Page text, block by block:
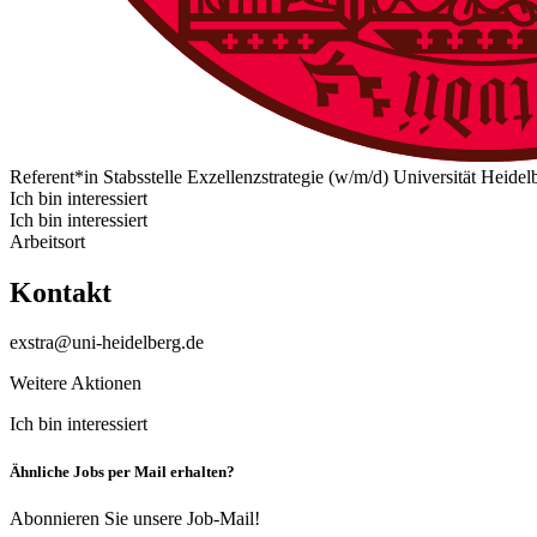
Referent*in Stabsstelle Exzellenzstrategie (w/m/d) Universität
Ich bin interessiert
Ich bin interessiert
Arbeitsort
Kontakt
exstra@uni-heidelberg.de
Weitere Aktionen
Ich bin interessiert
Ähnliche Jobs per Mail erhalten?
Abonnieren Sie unsere Job-Mail!